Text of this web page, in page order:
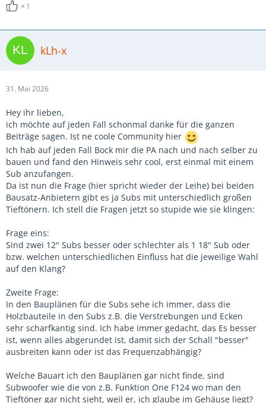
1
kLh-x
31. Mai 2026
Hey ihr lieben,
ich möchte auf jeden Fall schonmal danke für die ganzen
Beiträge sagen. Ist ne coole Community hier
Ich hab auf jeden Fall Bock mir die PA nach und nach selber zu
bauen und fand den Hinweis sehr cool, erst einmal mit einem
Sub anzufangen.
Da ist nun die Frage (hier spricht wieder der Leihe) bei beiden
Bausatz-Anbietern gibt es ja Subs mit unterschiedlich großen
Tieftönern. Ich stell die Fragen jetzt so stupide wie sie klingen:
Frage eins:
Sind zwei 12" Subs besser oder schlechter als 1 18" Sub oder
bzw. welchen unterschiedlichen Einfluss hat die jeweilige Wahl
auf den Klang?
Zweite Frage:
In den Bauplänen für die Subs sehe ich immer, dass die
Holzbauteile in den Subs z.B. die Verstrebungen und Ecken
sehr scharfkantig sind. Ich habe immer gedacht, das Es besser
ist, wenn alles abgerundet ist, damit sich der Schall "besser"
ausbreiten kann oder ist das Frequenzabhängig?
Welche Bauart ich den Bauplänen gar nicht finde, sind
Subwoofer wie die von z.B. Funktion One F124 wo man den
Tieftöner gar nicht sieht, weil er, ich glaube im Gehäuse liegt?